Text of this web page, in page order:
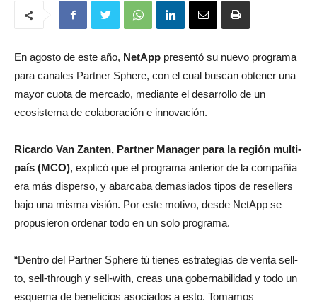
En agosto de este año, NetApp presentó su nuevo programa
para canales Partner Sphere, con el cual buscan obtener una
mayor cuota de mercado, mediante el desarrollo de un
ecosistema de colaboración e innovación.
Ricardo Van Zanten, Partner Manager para la región multi-
país (MCO), explicó que el programa anterior de la compañía
era más disperso, y abarcaba demasiados tipos de resellers
bajo una misma visión. Por este motivo, desde NetApp se
propusieron ordenar todo en un solo programa.
“Dentro del Partner Sphere tú tienes estrategias de venta sell-
to, sell-through y sell-with, creas una gobernabilidad y todo un
esquema de beneficios asociados a esto. Tomamos